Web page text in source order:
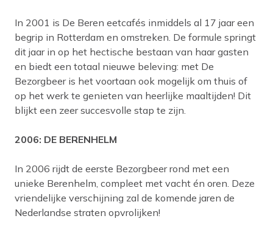
In 2001 is De Beren eetcafés inmiddels al 17 jaar een
begrip in Rotterdam en omstreken. De formule springt
dit jaar in op het hectische bestaan van haar gasten
en biedt een totaal nieuwe beleving: met De
Bezorgbeer is het voortaan ook mogelijk om thuis of
op het werk te genieten van heerlijke maaltijden! Dit
blijkt een zeer succesvolle stap te zijn.
2006: DE BERENHELM
In 2006 rijdt de eerste Bezorgbeer rond met een
unieke Berenhelm, compleet met vacht én oren. Deze
vriendelijke verschijning zal de komende jaren de
Nederlandse straten opvrolijken!